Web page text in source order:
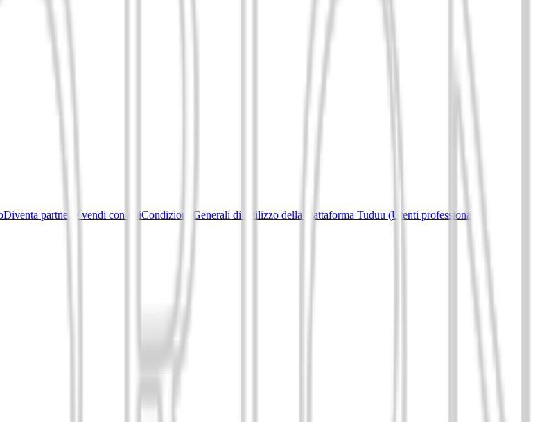
Diventa partner e vendi con noiCondizioni Generali di Utilizzo della piattaforma Tuduu (Utenti professionali)